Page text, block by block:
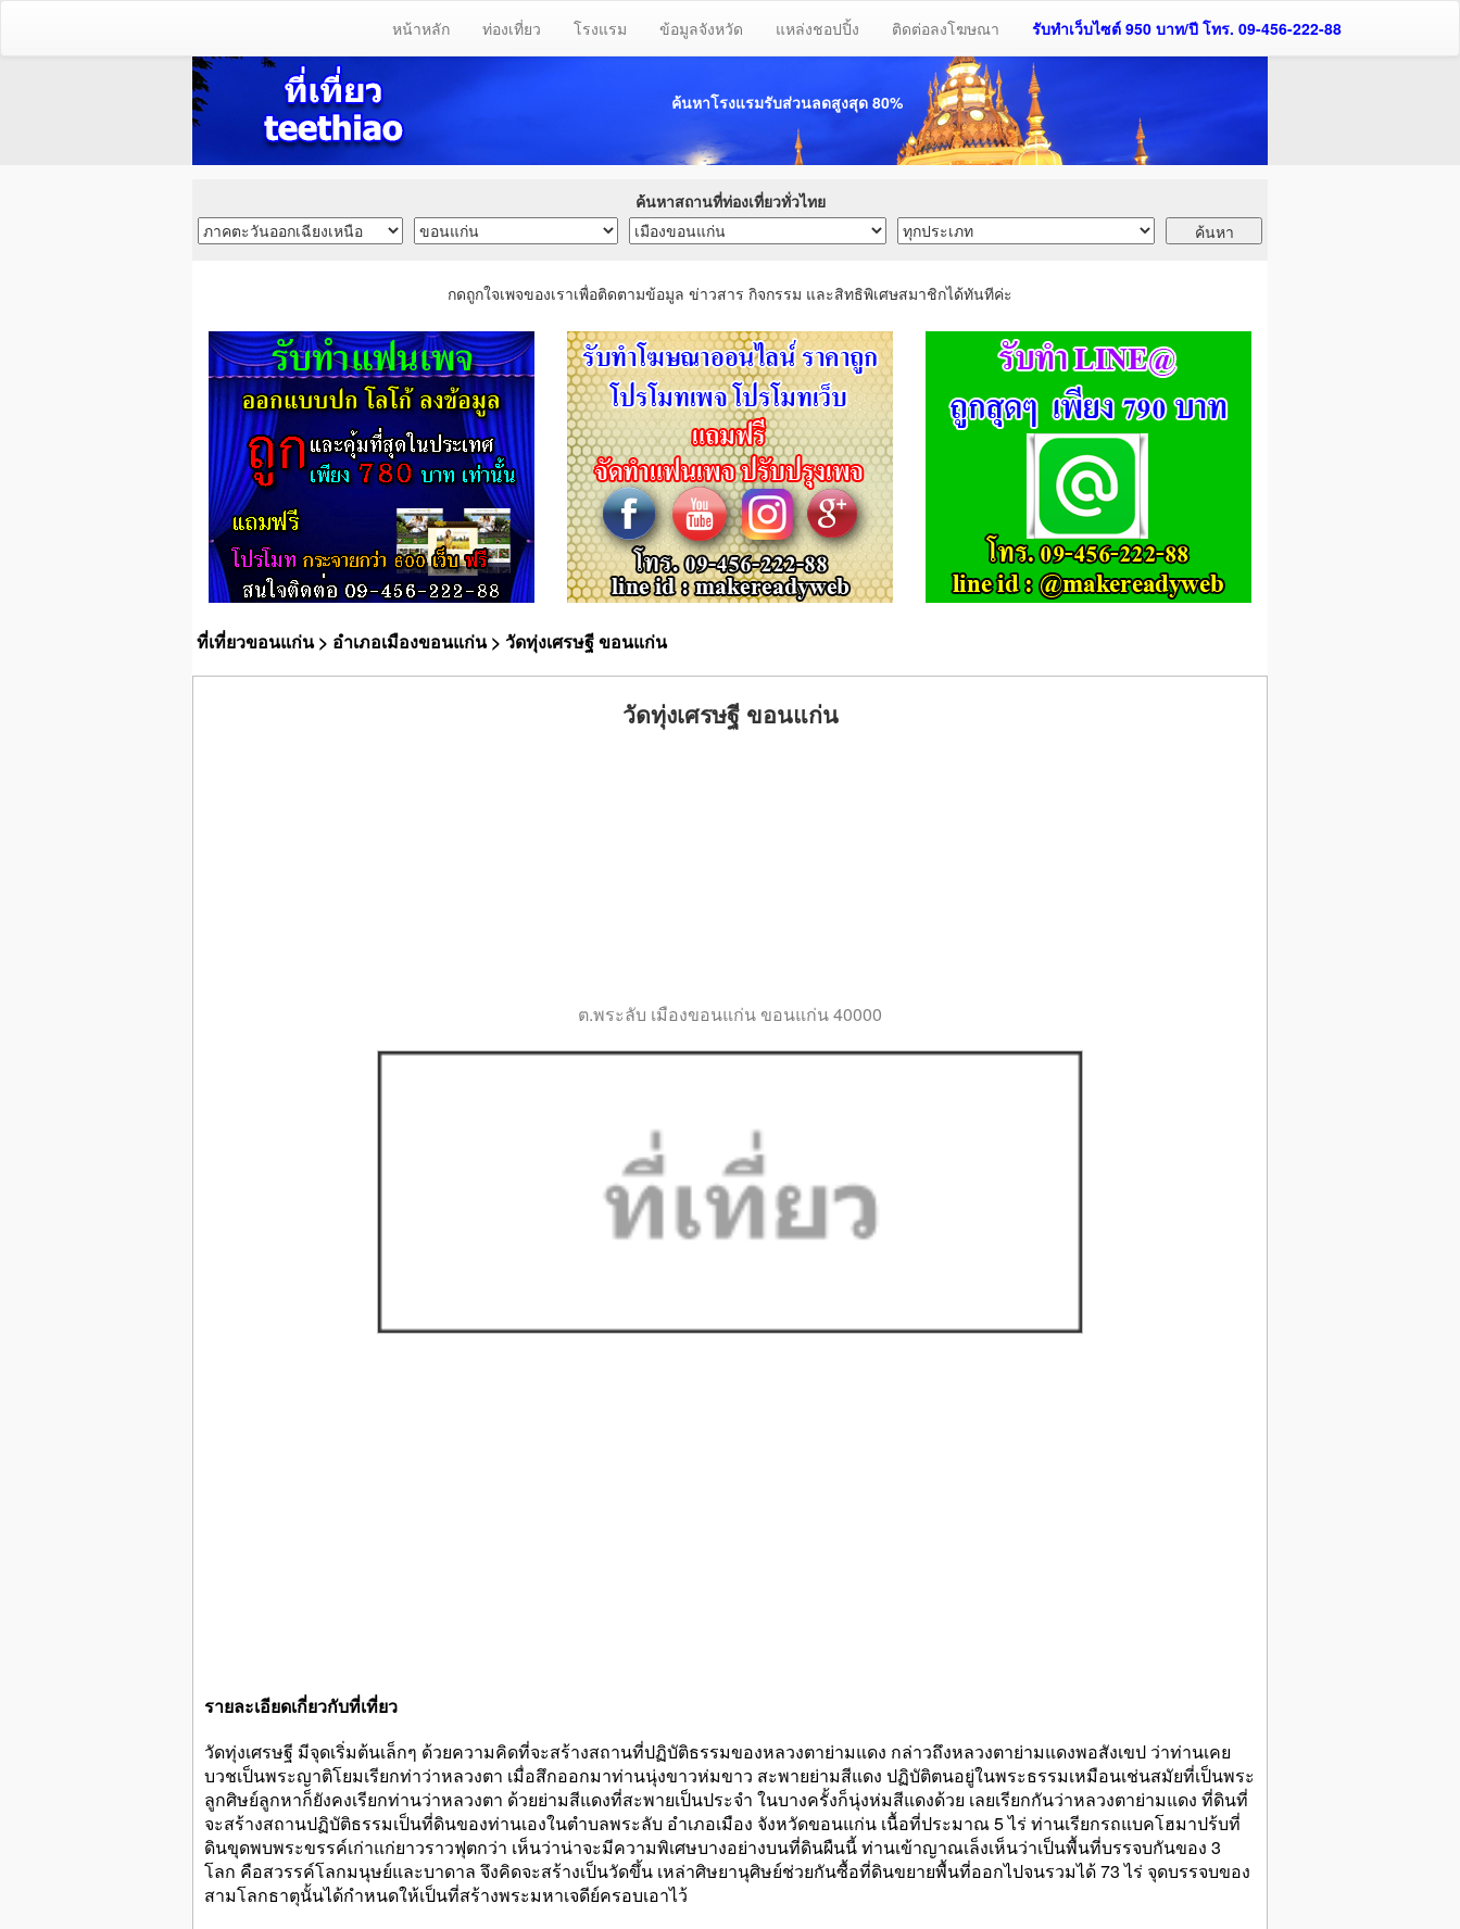
หน้าหลัก ท่องเที่ยว โรงแรม ข้อมูลจังหวัด แหล่งชอปปิ้ง ติดต่อลงโฆษณา รับทำเว็บไซต์ 950 บาท/ปี โทร. 09-456-222-88
ค้นหาโรงแรมรับส่วนลดสูงสุด 80%
ค้นหาสถานที่ท่องเที่ยวทั่วไทย
กดถูกใจเพจของเราเพื่อติดตามข้อมูล ข่าวสาร กิจกรรม และสิทธิพิเศษสมาชิกได้ทันทีค่ะ
ที่เที่ยวขอนแก่น> อำเภอเมืองขอนแก่น> วัดทุ่งเศรษฐี ขอนแก่น
วัดทุ่งเศรษฐี ขอนแก่น
ต.พระลับ เมืองขอนแก่น ขอนแก่น 40000
รายละเอียดเกี่ยวกับที่เที่ยว
วัดทุ่งเศรษฐี มีจุดเริ่มต้นเล็กๆ ด้วยความคิดที่จะสร้างสถานที่ปฏิบัติธรรมของหลวงตาย่ามแดง กล่าวถึงหลวงตาย่ามแดงพอสังเขป ว่าท่านเคย
บวชเป็นพระญาติโยมเรียกท่าว่าหลวงตา เมื่อสึกออกมาท่านนุ่งขาวห่มขาว สะพายย่ามสีแดง ปฏิบัติตนอยู่ในพระธรรมเหมือนเช่นสมัยที่เป็นพระ
ลูกศิษย์ลูกหาก็ยังคงเรียกท่านว่าหลวงตา ด้วยย่ามสีแดงที่สะพายเป็นประจำ ในบางครั้งก็นุ่งห่มสีแดงด้วย เลยเรียกกันว่าหลวงตาย่ามแดง ที่ดินที่
จะสร้างสถานปฏิบัติธรรมเป็นที่ดินของท่านเองในตำบลพระลับ อำเภอเมือง จังหวัดขอนแก่น เนื้อที่ประมาณ 5 ไร่ ท่านเรียกรถแบคโฮมาปร้บที่
ดินขุดพบพระขรรค์เก่าแก่ยาวราวฟุตกว่า เห็นว่าน่าจะมีความพิเศษบางอย่างบนที่ดินผืนนี้ ท่านเข้าญาณเล็งเห็นว่าเป็นพื้นที่บรรจบกันของ 3
โลก คือสวรรค์โลกมนุษย์และบาดาล จึงคิดจะสร้างเป็นวัดขึ้น เหล่าศิษยานุศิษย์ช่วยกันซื้อที่ดินขยายพื้นที่ออกไปจนรวมได้ 73 ไร่ จุดบรรจบของ
สามโลกธาตุนั้นได้กำหนดให้เป็นที่สร้างพระมหาเจดีย์ครอบเอาไว้